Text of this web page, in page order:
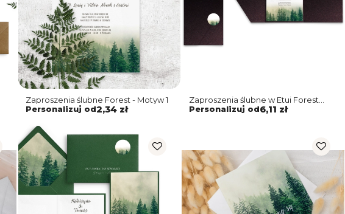
Zaproszenia ślubne Forest - Motyw 1
Personalizuj od2,34 zł
Zaproszenia ślubne w Etui Forest
motyw 1
Personalizuj od6,11 zł